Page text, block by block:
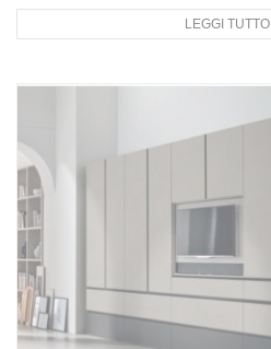
LEGGI TUTTO